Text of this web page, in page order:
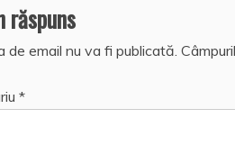
răspuns
de email nu va fi publicată.
*